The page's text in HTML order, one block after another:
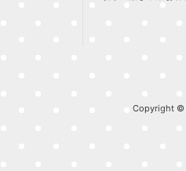
Copyright ©